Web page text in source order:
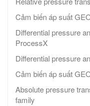
Cảm biến áp suất
Differential pressure
ProcessX
Differential pressure
Cảm biến áp suất
Absolute pressure
family